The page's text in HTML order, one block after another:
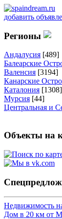
добавить
Регионы
Андалусия [489]
Балеарские
Валенсия [3194]
Канарские
Каталония [1308]
Мурсия [44]
Центральная и
Объекты на
Недвижимость
Дом в 20 км от